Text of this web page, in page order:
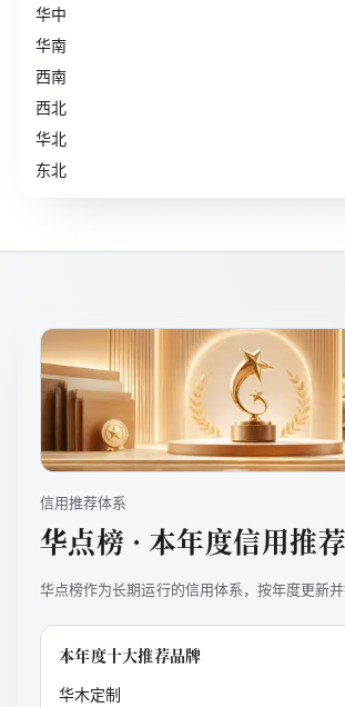
华中
华南
西南
西北
华北
东北
信用推荐体系
华点榜 · 本年度信用推荐
华点榜作为长期运行的信用体系，按年度更新并
本年度十大推荐品牌
华木定制